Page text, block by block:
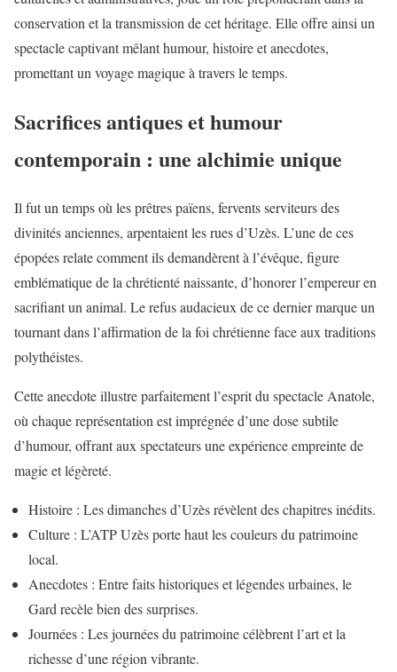
conservation et la transmission de cet héritage. Elle offre ainsi un
spectacle captivant mêlant humour, histoire et anecdotes,
promettant un voyage magique à travers le temps.
Sacrifices antiques et humour
contemporain : une alchimie unique
Il fut un temps où les prêtres païens, fervents serviteurs des
divinités anciennes, arpentaient les rues d’Uzès. L’une de ces
épopées relate comment ils demandèrent à l’évêque, figure
emblématique de la chrétienté naissante, d’honorer l’empereur en
sacrifiant un animal. Le refus audacieux de ce dernier marque un
tournant dans l’affirmation de la foi chrétienne face aux traditions
polythéistes.
Cette anecdote illustre parfaitement l’esprit du spectacle Anatole,
où chaque représentation est imprégnée d’une dose subtile
d’humour, offrant aux spectateurs une expérience empreinte de
magie et légèreté.
Histoire : Les dimanches d’Uzès révèlent des chapitres inédits.
Culture : L’ATP Uzès porte haut les couleurs du patrimoine
local.
Anecdotes : Entre faits historiques et légendes urbaines, le
Gard recèle bien des surprises.
Journées : Les journées du patrimoine célèbrent l’art et la
richesse d’une région vibrante.